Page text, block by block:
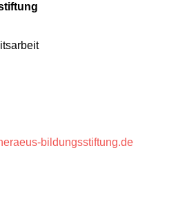
bildungsstiftung.de